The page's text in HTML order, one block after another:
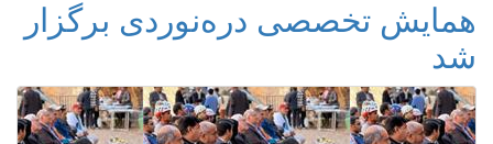
همایش تخصصی دره‌نوردی برگزار
شد